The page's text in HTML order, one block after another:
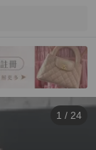
1 / 24